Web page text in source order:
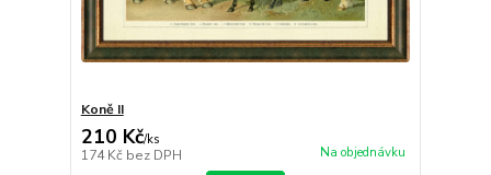
Koně II
210 Kč/ks
174 Kč bez DPH Na objednávku